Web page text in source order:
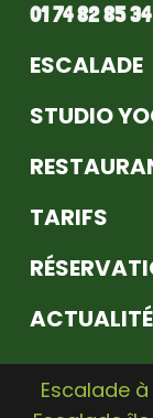
01 74 82 85 34
ESCALADE
STUDIO
TARIFS
Escalade